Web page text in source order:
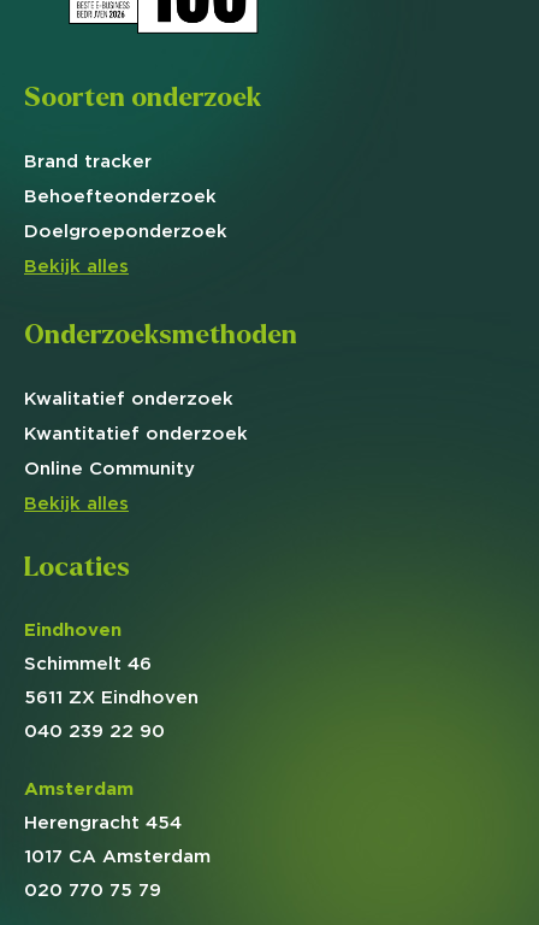
Soorten onderzoek
Brand tracker
Behoefteonderzoek
Doelgroeponderzoek
Bekijk alles
Onderzoeksmethoden
Kwalitatief onderzoek
Kwantitatief onderzoek
Online Community
Bekijk alles
Locaties
Eindhoven
Schimmelt 46
5611 ZX Eindhoven
040 239 22 90
Amsterdam
Herengracht 454
1017 CA Amsterdam
020 770 75 79